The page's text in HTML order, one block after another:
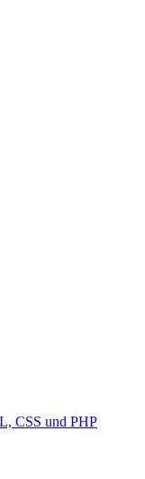
CSS und PHP